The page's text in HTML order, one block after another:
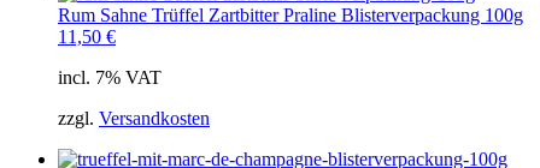
Rum Sahne Trüffel Zartbitter Praline Blisterverpackung 100g
11,50 €
incl. 7% VAT
zzgl. Versandkosten